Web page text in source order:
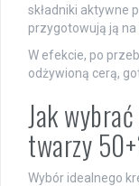
składniki aktywne
przygotowują ją na
W efekcie, po
odżywioną cerą,
Jak
twarzy
Wybór idealnego